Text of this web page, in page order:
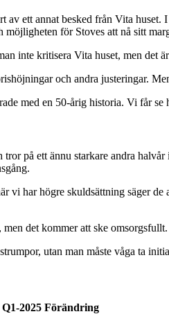
av ett annat besked från Vita huset.
för Stoves att nå sitt
inte kritisera Vita huset, men
och andra justeringar.
med en 50-årig historia. Vi får
på ett ännu starkare andra
har högre skuldsättning säger
det kommer att ske omsorgsfullt.
utan man måste våga ta
Q1-2025 Förändring